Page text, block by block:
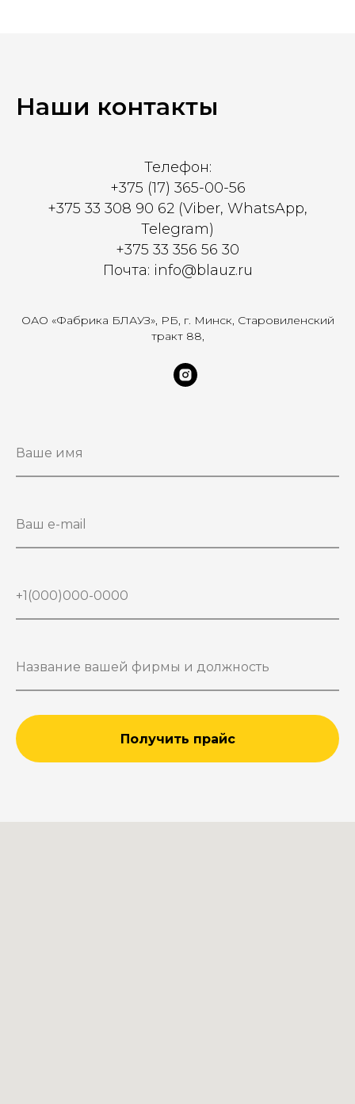
Наши контакты
Телефон:
+375 (17) 365-00-56
+375 33 308 90 62 (Viber, WhatsApp,
Telegram)
+375 33 356 56 30
Почта: info@blauz.ru
ОАО «Фабрика БЛАУЗ», РБ, г. Минск, Старовиленский
тракт 88,
Получить прайс